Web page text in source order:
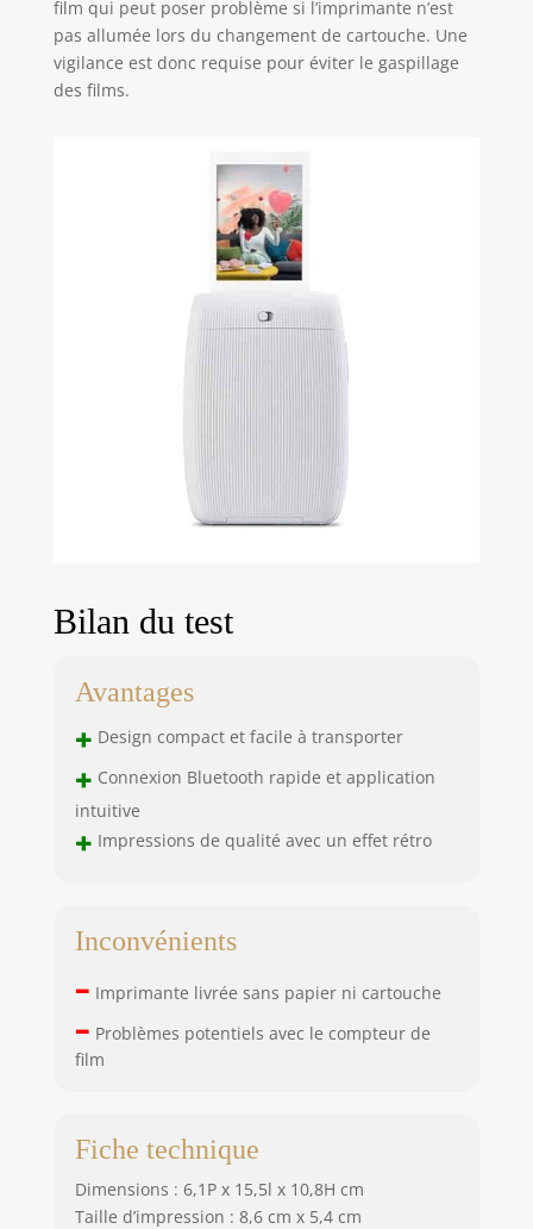
tout le monde
dans le cadre et
de déclencher la
d'alimentation de
. Impression
directe depuis
l’appareil
film qui peut poser problème si l’imprimante n’est
pas allumée lors du changement de cartouche. Une
vigilance est donc requise pour éviter le gaspillage
des films.
Bilan du test
Avantages
+ Design compact et facile à transporter
+ Connexion Bluetooth rapide et application
intuitive
+ Impressions de qualité avec un effet rétro
Inconvénients
– Imprimante livrée sans papier ni cartouche
– Problèmes potentiels avec le compteur de
film
Fiche technique
Dimensions : 6,1P x 15,5l x 10,8H cm
Taille d’impression : 8,6 cm x 5,4 cm